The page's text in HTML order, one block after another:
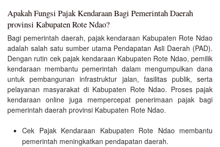
Apakah Fungsi Pajak Kendaraan Bagi Pemerintah Daerah
provinsi Kabupaten Rote Ndao?
Bagi pemerintah daerah, pajak kendaraan Kabupaten Rote Ndao
adalah salah satu sumber utama Pendapatan Asli Daerah (PAD).
Dengan rutin cek pajak kendaraan Kabupaten Rote Ndao, pemilik
kendaraan membantu pemerintah dalam mengumpulkan dana
untuk pembangunan infrastruktur jalan, fasilitas publik, serta
pelayanan masyarakat di Kabupaten Rote Ndao. Proses pajak
kendaraan online juga mempercepat penerimaan pajak bagi
pemerintah daerah provinsi Kabupaten Rote Ndao.
Cek Pajak Kendaraan Kabupaten Rote Ndao membantu
pemerintah meningkatkan pendapatan daerah.